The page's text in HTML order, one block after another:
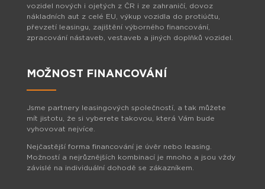
vozidel nových i ojetých z ČR i ze zahraničí, dovoz
nákladních aut z celé EU, výkup vozidla do protiúčtu,
převzetí leasingu, zajištění výborného financování,
zpracování nástaveb, vestaveb a jiných doplňků vozidel.
MOŽNOST FINANCOVÁNÍ
Jsme partnery leasingových společností, a tak můžete
mít jistotu, že si vyberete takovou, která Vám bude
vyhovovat nejvíce.
Nejčastější forma financování je úvěr nebo leasing.
Možností a nejrůznějších kombinací je mnoho a jsou vždy
závislé na individuální dohodě se zákazníkem.